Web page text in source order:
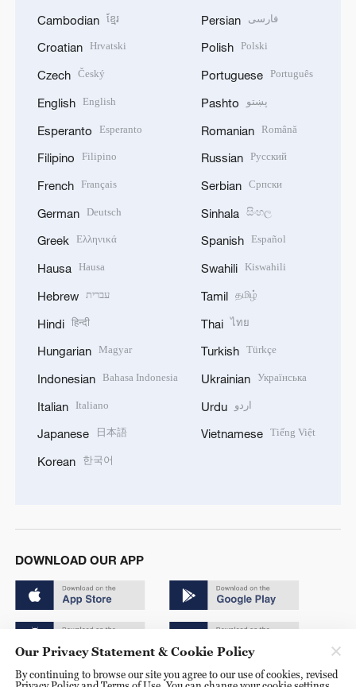
Cambodian ខ្មែរ
Croatian Hrvatski
Czech Český
English English
Esperanto Esperanto
Filipino Filipino
French Français
German Deutsch
Greek Ελληνικά
Hausa Hausa
Hebrew עברית
Hindi हिन्दी
Hungarian Magyar
Indonesian Bahasa Indonesia
Italian Italiano
Japanese 日本語
Korean 한국어
Persian فارسی
Polish Polski
Portuguese Português
Pashto پښتو
Romanian Română
Russian Русский
Serbian Српски
Sinhala සිංහල
Spanish Español
Swahili Kiswahili
Tamil தமிழ்
Thai ไทย
Turkish Türkçe
Ukrainian Українська
Urdu اردو
Vietnamese Tiếng Việt
DOWNLOAD OUR APP
Copyright © 2024 CGTN.
Our Privacy Statement & Cookie Policy
By continuing to browse our site you agree to our use of cookies, revised